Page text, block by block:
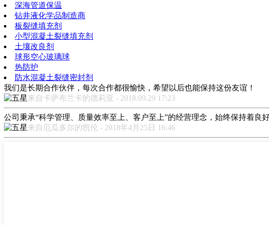
深海管道保温
钻井液化学品制造商
板裂缝填充剂
小型混凝土裂缝填充剂
土壤改良剂
球形空心玻璃球
热防护
防水混凝土裂缝密封剂
我们是长期合作伙伴，每次合作都很愉快，希望以后也能保持这份友谊！
来自卡萨布兰卡的德莉亚 - 2018.09.29 17:23
公司秉承“科学管理、质量效率至上、客户至上”的经营理念，始终保持着良
来自厄瓜多尔的凯伦 - 2018年4月25日 16:46